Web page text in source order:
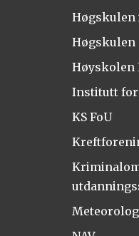
Høgskulen
Høgskulen
Høyskolen
Institutt
KS FoU